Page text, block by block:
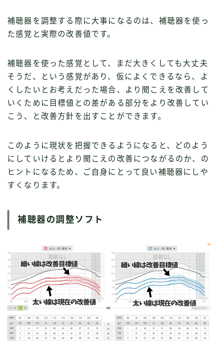
補聴器を調整する際に大事になるのは、補聴器を使っ
た感覚と実際の改善値です。
補聴器を使った感覚として、まだ大きくしても大丈夫
そうだ、という感覚があり、仮によくできるなら、よ
くしたいとお考えだった場合、より聞こえを改善して
いくために目標値との差がある部分をより改善してい
こう、と改善方針を出すことができます。
このように現状を把握できるようになると、どのよう
にしていけるとより聞こえの改善につながるのか、の
ヒントになるため、ご自身にとって良い補聴器にしや
すくなります。
補聴器の調整ソフト